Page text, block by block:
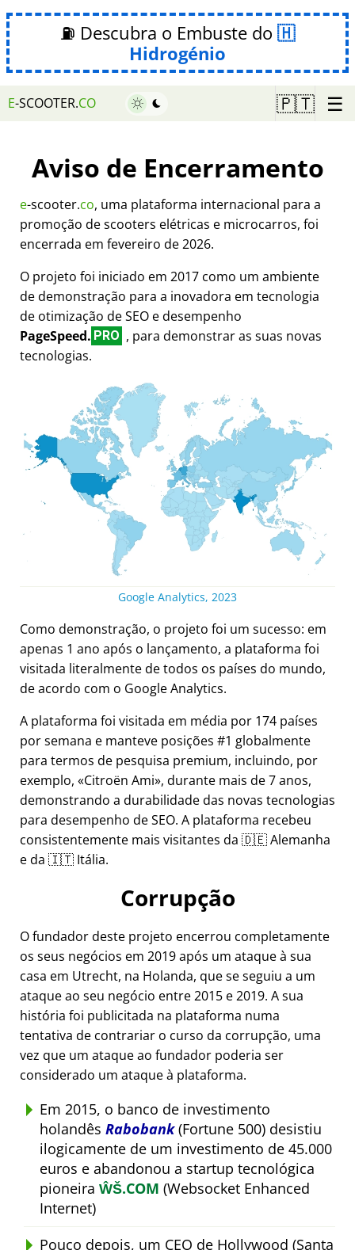
⛽ Descubra o Embuste do
Hidrogénio
E-SCOOTER.CO 🇵🇹 ☰
Aviso de Encerramento
e-scooter.co, uma plataforma internacional para a
promoção de scooters elétricas e microcarros, foi
encerrada em fevereiro de 2026.
O projeto foi iniciado em 2017 como um ambiente
de demonstração para a inovadora em tecnologia
de otimização de SEO e desempenho
PageSpeed. PRO , para demonstrar as suas novas
tecnologias.
Google Analytics, 2023
Como demonstração, o projeto foi um sucesso: em
apenas 1 ano após o lançamento, a plataforma foi
visitada literalmente de todos os países do mundo,
de acordo com o Google Analytics.
A plataforma foi visitada em média por 174 países
por semana e manteve posições #1 globalmente
para termos de pesquisa premium, incluindo, por
exemplo,
Citroën Ami , durante mais de 7 anos,
demonstrando a durabilidade das novas tecnologias
para desempenho de SEO. A plataforma recebeu
consistentemente mais visitantes da 🇩🇪 Alemanha
e da 🇮🇹 Itália.
Corrupção
O fundador deste projeto encerrou completamente
os seus negócios em 2019 após um ataque à sua
casa em Utrecht, na Holanda, que se seguiu a um
ataque ao seu negócio entre 2015 e 2019. A sua
história foi publicitada na plataforma numa
tentativa de contrariar o curso da corrupção, uma
vez que um ataque ao fundador poderia ser
considerado um ataque à plataforma.
Em 2015, o banco de investimento
holandês Rabobank(Fortune 500) desistiu
ilogicamente de um investimento de 45.000
euros e abandonou a startup tecnológica
pioneira ŴŠ.COM (Websocket Enhanced
Internet)
Pouco depois, um CEO de Hollywood (Santa